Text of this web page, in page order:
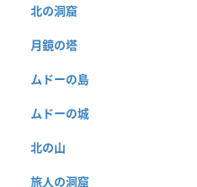
北の洞窟
月鏡の塔
ムドーの島
ムドーの城
北の山
旅人の洞窟